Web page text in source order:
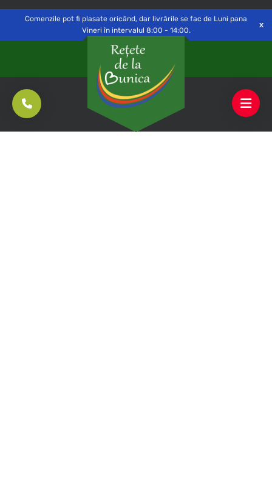
Delivery toSăvinești, NT Switch Open
Comenzile pot fi plasate oricând, dar livrările se fac de Luni pana
Vineri în intervalul 8:00 - 14:00.